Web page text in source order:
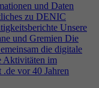
und Daten
zu DENIC
Unsere
und Gremien Die
die digitale
Aktivitäten im
.de vor 40 Jahren